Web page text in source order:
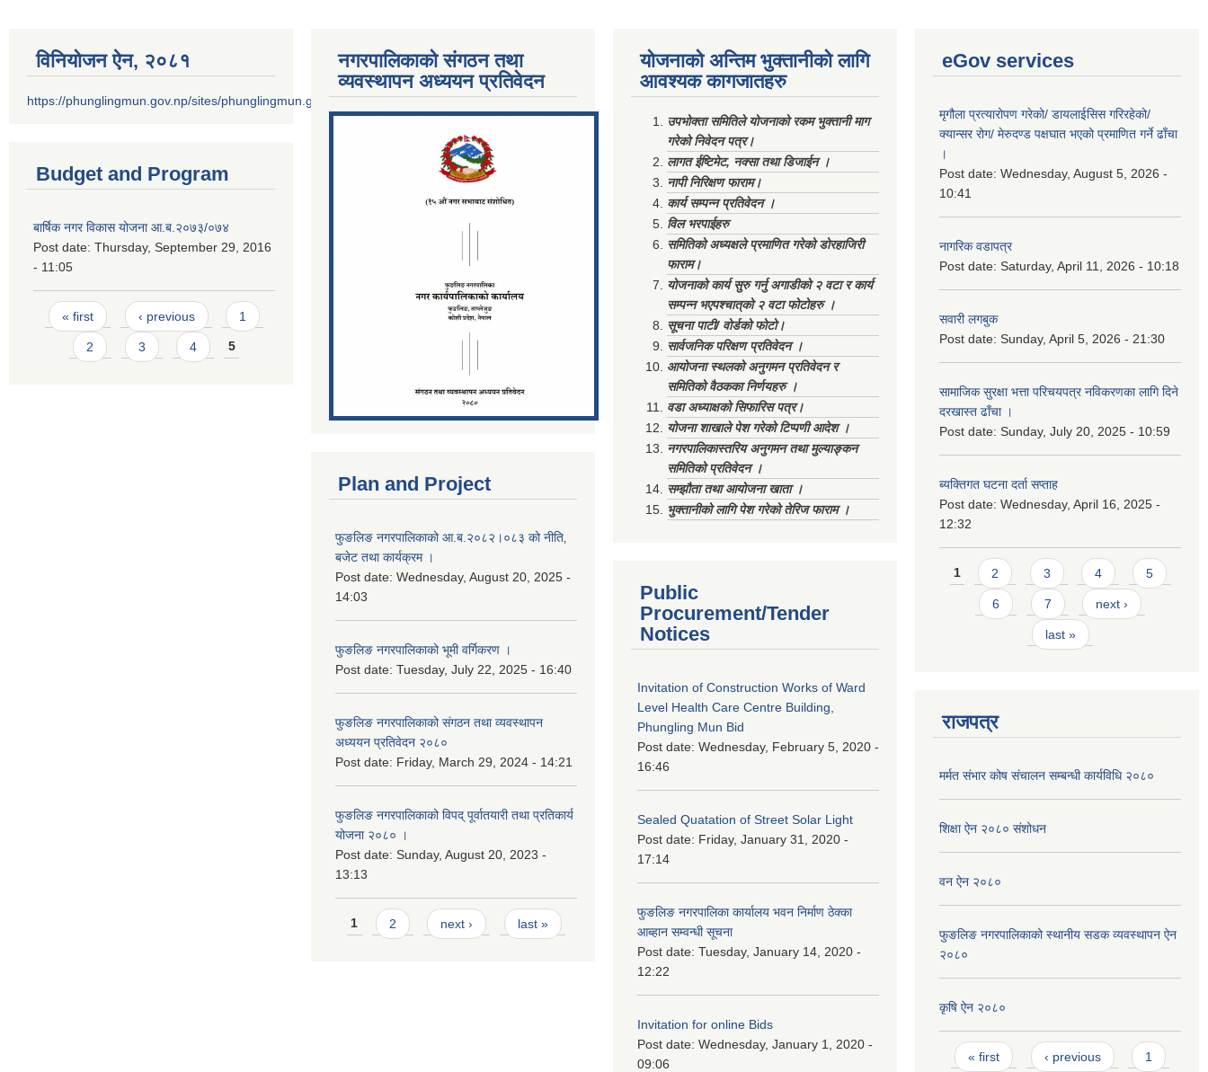
विनियोजन ऐन‚ २०८१
https://phunglingmun.gov.np/sites/phunglingmun.gov.np/files/documents/Al...
Budget and Program
बार्षिक नगर विकास योजना आ.ब.२०७३/०७४
Post date: Thursday, September 29, 2016
- 11:05
Pages
« first ‹ previous 1
2 3 4 5
नगरपालिकाको संगठन तथा
व्यवस्थापन अध्ययन प्रतिवेदन
Plan and Project
फुङलिङ नगरपालिकाको आ.ब.२०८२।०८३ को नीति‚
बजेट तथा कार्यक्रम ।
Post date: Wednesday, August 20, 2025 -
14:03
फुङलिङ नगरपालिकाको भूमी वर्गिकरण ।
Post date: Tuesday, July 22, 2025 - 16:40
फुङलिङ नगरपालिकाको संगठन तथा व्यवस्थापन
अध्ययन प्रतिवेदन २०८०
Post date: Friday, March 29, 2024 - 14:21
फुङलिङ नगरपालिकाको विपद् पूर्वातयारी तथा प्रतिकार्य
योजना २०८० ।
Post date: Sunday, August 20, 2023 -
13:13
Pages
1 2 next › last »
योजनाको अन्तिम भुक्तानीको लागि
आवश्यक कागजातहरु
उपभोक्ता समितिले योजनाको रकम भुक्तानी माग
गरेको निवेदन पत्र।
लागत ईष्टिमेट, नक्सा तथा डिजाईन ।
नापी निरिक्षण फाराम।
कार्य सम्पन्न प्रतिवेदन ।
विल भरपाईहरु
समितिको अध्यक्षले प्रमाणित गरेको डोरहाजिरी
फाराम।
योजनाको कार्य सुरु गर्नु अगाडीको २ वटा र कार्य
सम्पन्न भएपश्चात्‌को २ वटा फोटोहरु ।
सूचना पाटी/ वोर्डको फोटो।
सार्वजनिक परिक्षण प्रतिवेदन ।
आयोजना स्थलको अनुगमन प्रतिवेदन र
समितिको वैठकका निर्णयहरु ।
वडा अध्याक्षको सिफारिस पत्र।
योजना शाखाले पेश गरेको टिप्पणी आदेश ।
नगरपालिकास्तरिय अनुगमन तथा मुल्याङ्कन
समितिको प्रतिवेदन ।
सम्झौता तथा आयोजना खाता ।
भुक्तानीको लागि पेश गरेको तेरिज फाराम ।
Public
Procurement/Tender
Notices
Invitation of Construction Works of Ward
Level Health Care Centre Building,
Phungling Mun Bid
Post date: Wednesday, February 5, 2020 -
16:46
Sealed Quatation of Street Solar Light
Post date: Friday, January 31, 2020 -
17:14
फुङलिङ नगरपालिका कार्यालय भवन निर्माण ठेक्का
आब्हान सम्वन्धी सूचना
Post date: Tuesday, January 14, 2020 -
12:22
Invitation for online Bids
Post date: Wednesday, January 1, 2020 -
09:06
eGov services
मृगौला प्रत्यारोपण गरेको/ डायलाईसिस गरिरहेको/
क्यान्सर रोग/ मेरुदण्ड पक्षघात भएको प्रमाणित गर्ने ढाँचा
।
Post date: Wednesday, August 5, 2026 -
10:41
नागरिक वडापत्र
Post date: Saturday, April 11, 2026 - 10:18
सवारी लगबुक
Post date: Sunday, April 5, 2026 - 21:30
सामाजिक सुरक्षा भत्ता परिचयपत्र नविकरणका लागि दिने
दरखास्त ढाँचा ।
Post date: Sunday, July 20, 2025 - 10:59
ब्यक्तिगत घटना दर्ता सप्ताह
Post date: Wednesday, April 16, 2025 -
12:32
Pages
1 2 3 4 5
6 7 next ›
last »
राजपत्र
मर्मत संभार कोष संचालन सम्बन्धी कार्यविधि २०८०
शिक्षा ऐन २०८० संशोधन
वन ऐन २०८०
फुङलिङ नगरपालिकाको स्थानीय सडक व्यवस्थापन ऐन
२०८०
कृषि ऐन २०८०
Pages
« first ‹ previous 1